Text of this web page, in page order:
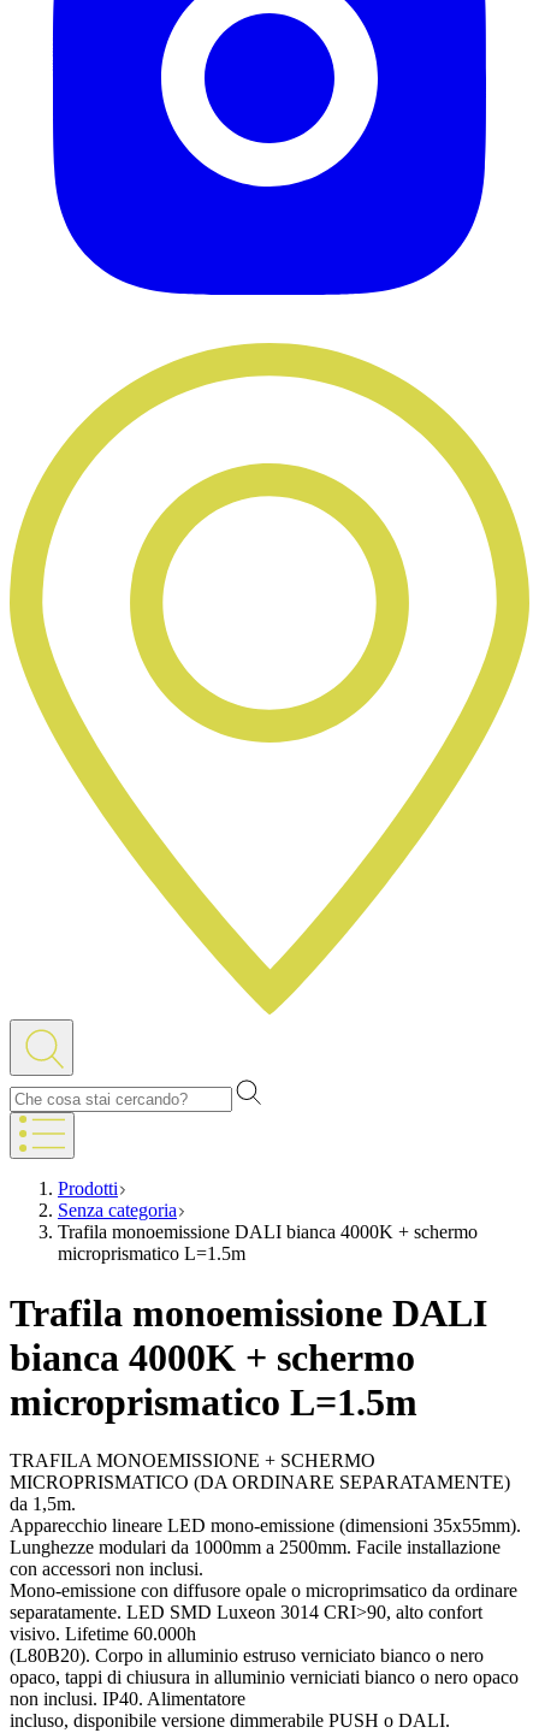
Prodotti
Senza categoria
Trafila monoemissione DALI bianca 4000K + schermo
microprismatico L=1.5m
Trafila monoemissione DALI
bianca 4000K + schermo
microprismatico L=1.5m
TRAFILA MONOEMISSIONE + SCHERMO
MICROPRISMATICO (DA ORDINARE SEPARATAMENTE)
da 1,5m.
Apparecchio lineare LED mono-emissione (dimensioni 35x55mm).
Lunghezze modulari da 1000mm a 2500mm. Facile installazione
con accessori non inclusi.
Mono-emissione con diffusore opale o microprimsatico da ordinare
separatamente. LED SMD Luxeon 3014 CRI>90, alto confort
visivo. Lifetime 60.000h
(L80B20). Corpo in alluminio estruso verniciato bianco o nero
opaco, tappi di chiusura in alluminio verniciati bianco o nero opaco
non inclusi. IP40. Alimentatore
incluso, disponibile versione dimmerabile PUSH o DALI.